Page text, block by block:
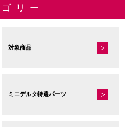
リー
対象商品
ミニデルタ特選パーツ